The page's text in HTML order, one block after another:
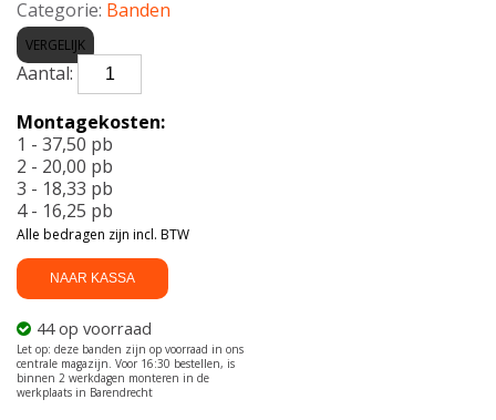
Categorie: Banden
VERGELIJK
BRIDGESTONE-
TURANZA
6
Enliten
175/65
R17
87H
aantal
NAAR KASSA
44 op voorraad
Montagekosten:
1 - 37,50 pb
2 - 20,00 pb
3 - 18,33 pb
4 - 16,25 pb
Alle bedragen zijn incl. BTW